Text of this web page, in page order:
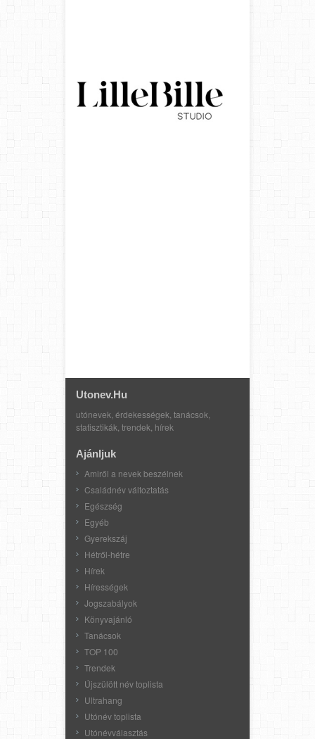
Utonev.hu
utónevek, érdekességek, tanácsok,
statisztikák, trendek, hírek
Ajánljuk
Amiről a nevek beszélnek
Családnév változtatás
Egészség
Egyéb
Gyerekszáj
Hétről-hétre
Hírek
Hírességek
Jogszabályok
Könyvajánló
Tanácsok
TOP 100
Trendek
Újszülött név toplista
Ultrahang
Utónév toplista
Utónévválasztás